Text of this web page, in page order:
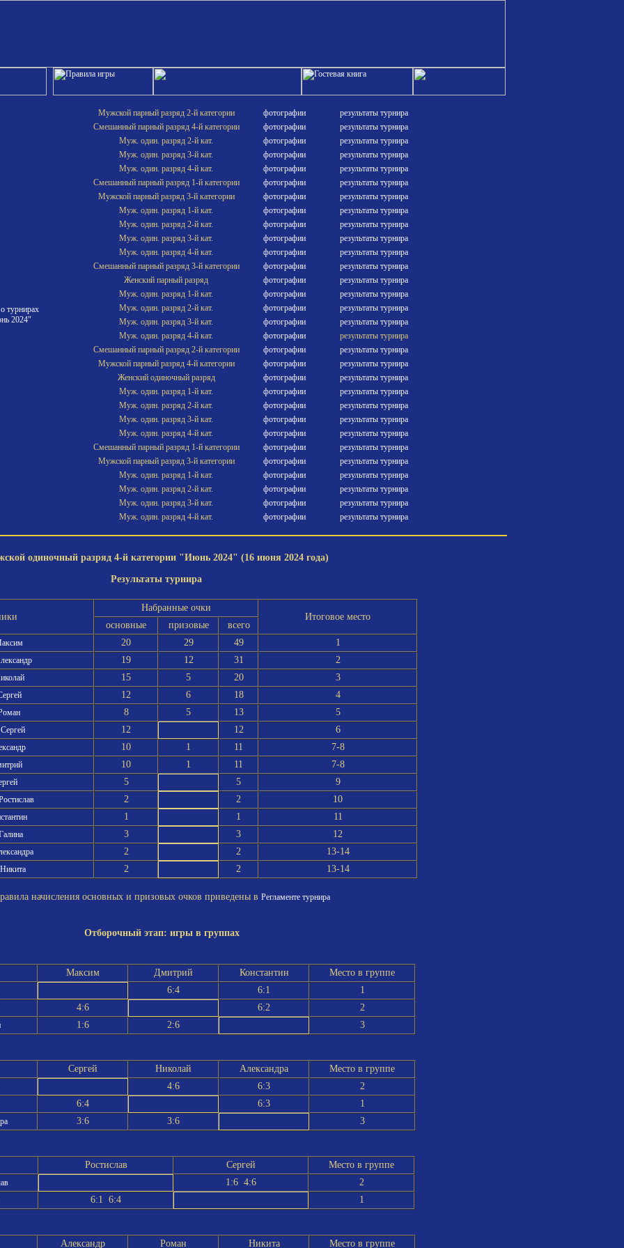
турнирах
2024"
Мужской парный разряд 2-й категории фотографии
результаты турнира
Смешанный парный разряд 4-й категории
фотографии
результаты турнира
Муж. один. разряд 2-й кат.
фотографии
результаты турнира
Муж. один. разряд 3-й кат.
фотографии
результаты турнира
Муж. один. разряд 4-й кат.
фотографии
результаты турнира
Смешанный парный разряд 1-й категории
фотографии
результаты турнира
Мужской парный разряд 3-й категории
фотографии
результаты турнира
Муж. один. разряд 1-й кат.
фотографии
результаты турнира
Муж. один. разряд 2-й кат.
фотографии
результаты турнира
Муж. один. разряд 3-й кат.
фотографии
результаты турнира
Муж. один. разряд 4-й кат.
фотографии
результаты турнира
Смешанный парный разряд 3-й категории
фотографии
результаты турнира
Женский парный разряд
фотографии
результаты турнира
Муж. один. разряд 1-й кат.
фотографии
результаты турнира
Муж. один. разряд 2-й кат.
фотографии
результаты турнира
Муж. один. разряд 3-й кат.
фотографии
результаты турнира
Муж. один. разряд 4-й кат.
фотографии
результаты турнира
Смешанный парный разряд 2-й категории
фотографии
результаты турнира
Мужской парный разряд 4-й категории
фотографии
результаты турнира
Женский одиночный разряд
фотографии
результаты турнира
Муж. один. разряд 1-й кат.
фотографии
результаты турнира
Муж. один. разряд 2-й кат.
фотографии
результаты турнира
Муж. один. разряд 3-й кат.
фотографии
результаты турнира
Муж. один. разряд 4-й кат.
фотографии
результаты турнира
Смешанный парный разряд 1-й категории
фотографии
результаты турнира
Мужской парный разряд 3-й категории
фотографии
результаты турнира
Муж. один. разряд 1-й кат.
фотографии
результаты турнира
Муж. один. разряд 2-й кат.
фотографии
результаты турнира
Муж. один. разряд 3-й кат.
фотографии
результаты турнира
Муж. один. разряд 4-й кат.
фотографии результаты турнира
одиночный разряд 4-й категории "Июнь 2024" (16 июня 2024 года)
Результаты турнира
Набранные очки
Итоговое место
основные
призовые всего
20 29 49 1
19 12 31 2
15 5 20 3
12 6 18 4
8 5 13 5
12 12 6
10 1 11 7-8
10 1 11 7-8
5 5 9
2 2 10
1 1 11
3 3 12
2 2 13-14
2 2 13-14
начисления основных и призовых очков приведены в Регламенте турнира
Отборочный этап: игры в группах
Максим Дмитрий Константин Место в группе
6:4 6:1 1
4:6 6:2 2
1:6 2:6 3
Сергей Николай Александра Место в группе
4:6 6:3 2
6:4 6:3 1
3:6 3:6 3
Ростислав Сергей Место в группе
1:6 4:6 2
6:1 6:4 1
Александр Роман Никита Место в группе